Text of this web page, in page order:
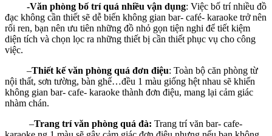
-Văn phòng bố trí quá nhiều vận dụng: Việc bố trí nhiều đồ
đạc không cần thiết sẽ dễ biến không gian bar- café- karaoke trở nên
rối ren, bạn nên ưu tiên những đồ nhỏ gọn tiện nghi để tiết kiệm
diện tích và chọn lọc ra những thiết bị cần thiết phục vụ cho công
việc.
–Thiết kế văn phòng quá đơn điệu: Toàn bộ căn phòng từ
nội thất, sơn tường, bàn ghế…đều 1 màu giống hệt nhau sẽ khiến
không gian bar- cafe- karaoke thành đơn điệu, mang lại cảm giác
nhàm chán.
–Trang trí văn phòng quá đà: Trang trí văn bar- cafe-